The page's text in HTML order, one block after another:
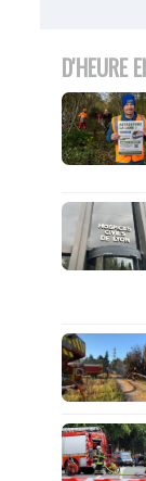
D'HEURE